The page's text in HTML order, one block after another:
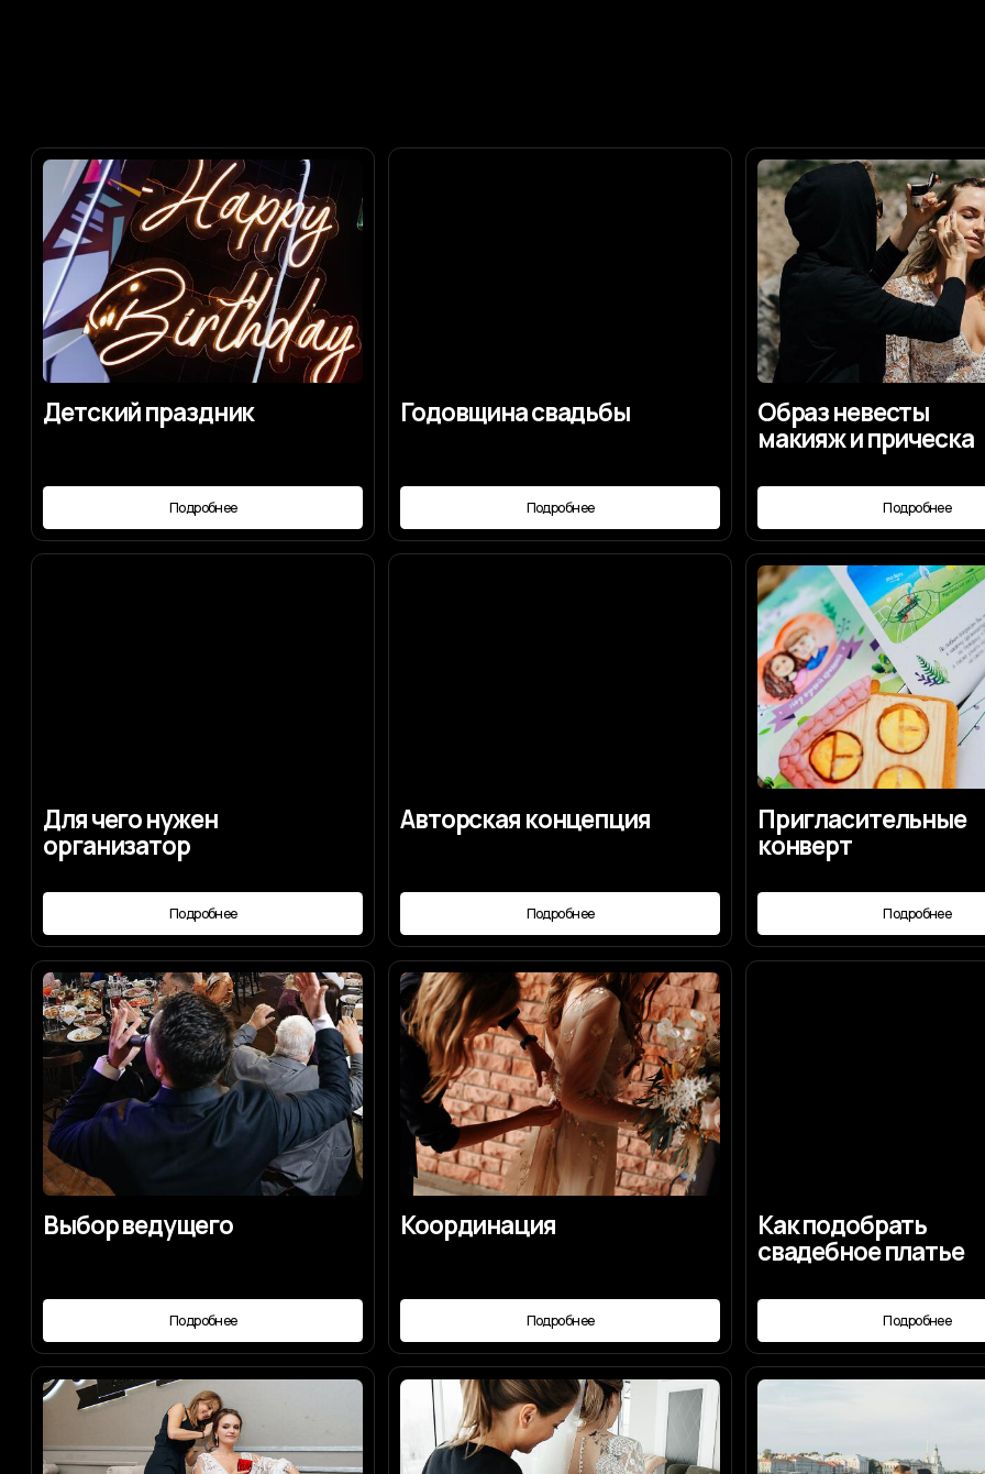
Детский праздник
Подробнее
Распишемся в Питере?
Подробнее
Для чего нужен Авторская концепция
Подробнее
Образ невесты
макияж и прическа
Подробнее
Выбор ведущего
Подробнее
свадьбой
Подробнее
свадебное платье
подружка невесты
Подробнее
Пригласительные
конверт
Подробнее